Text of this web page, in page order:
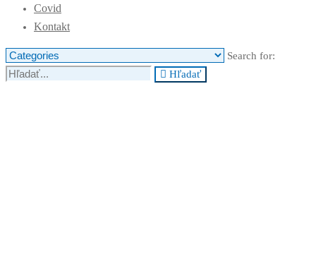
Covid
Kontakt
Search for:
Hľadať